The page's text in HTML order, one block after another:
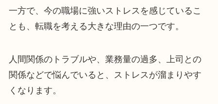
一方で、今の職場に強いストレスを感じているこ
とも、転職を考える大きな理由の一つです。
人間関係のトラブルや、業務量の過多、上司との
関係などで悩んでいると、ストレスが溜まりやす
くなります。